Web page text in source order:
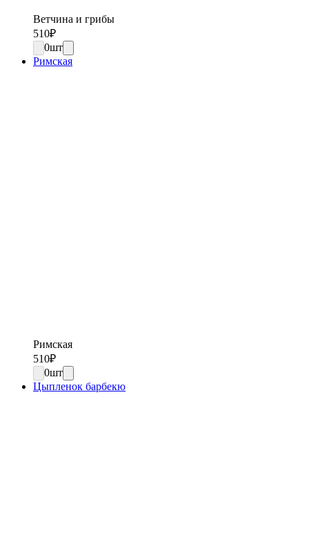
Ветчина и грибы
510₽
0шт
Римская
Римская
510₽
0шт
Цыпленок барбекю